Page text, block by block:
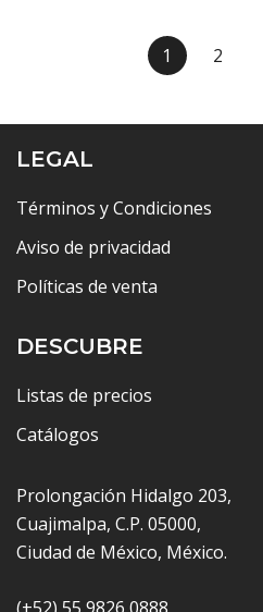
1 2
LEGAL
Términos y Condiciones
Aviso de privacidad
Políticas de venta
DESCUBRE
Listas de precios
Catálogos
Prolongación Hidalgo 203,
Cuajimalpa, C.P. 05000,
Ciudad de México, México.